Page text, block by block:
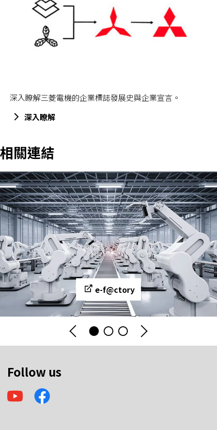
深入瞭解三菱電機的企業標誌發展史與企業宣言。
深入瞭解
相關連結
e-f@ctory
Follow us